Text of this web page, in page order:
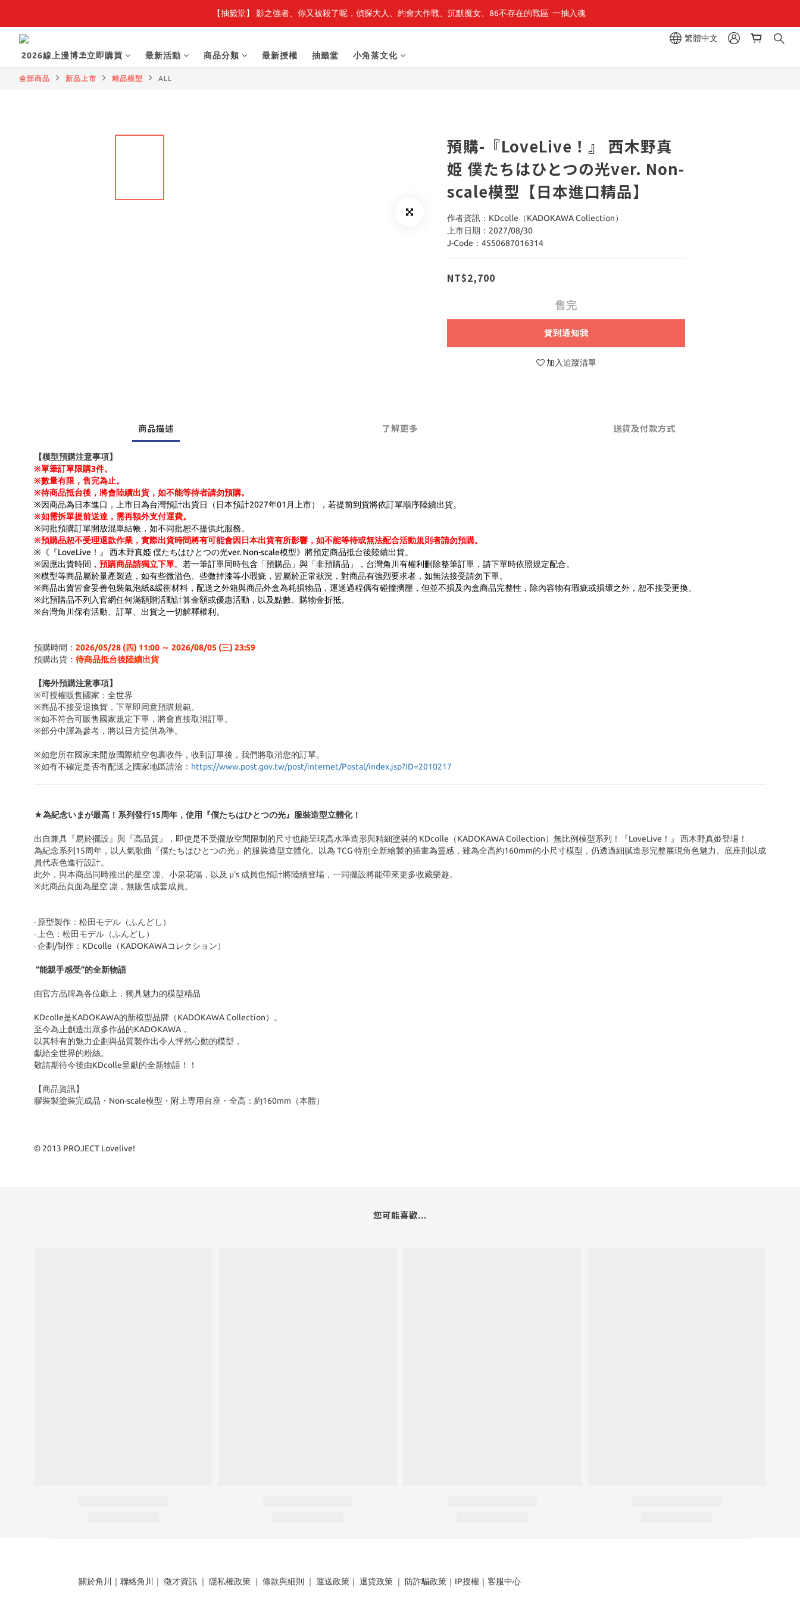
最新開賣🔥「全知讀者視角」 周邊商品
【抽籤堂】 影之強者、你又被殺了呢，偵探大人、約會大作戰、沉默魔女、86不存在的戰區  一抽入魂
繁體中文
2026線上漫博⛱️立即購買
最新活動 商品分類 最新授權 抽籤堂 小角落文化
全部商品 新品上市 精品模型 ALL
預購-『LoveLive！』 西木野真
姫 僕たちはひとつの光ver. Non-
scale模型【日本進口精品】
作者資訊：KDcolle（KADOKAWA Collection）
上市日期：2027/08/30
J-Code：4550687016314
NT$2,700
售完
貨到通知我
加入追蹤清單
商品描述 了解更多 送貨及付款方式
【模型預購注意事項】
※單筆訂單限購3件。
※數量有限，售完為止。
※待商品抵台後，將會陸續出貨，如不能等待者請勿預購。
※因商品為日本進口，上市日為台灣預計出貨日（日本預計2027年01月上市），若提前到貨將依訂單順序陸續出貨。
※如需拆單提前送達，需再額外支付運費。
※同批預購訂單開放混單結帳，如不同批恕不提供此服務。
※預購品恕不受理退款作業，實際出貨時間將有可能會因日本出貨有所影響，如不能等待或無法配合活動規則者請勿預購。
※《『LoveLive！』 西木野真姫 僕たちはひとつの光ver. Non-scale模型》將預定商品抵台後陸續出貨。
※因應出貨時間， 預購商品請獨立下單。若一筆訂單同時包含「預購品」與「非預購品」，台灣角川有權利刪除整筆訂單，請下單時依照規定配合。
※模型等商品屬於量產製造，如有些微溢色、些微掉漆等小瑕疵，皆屬於正常狀況，對商品有強烈要求者，如無法接受請勿下單。
※商品出貨皆會妥善包裝氣泡紙&緩衝材料，配送之外箱與商品外盒為耗損物品，運送過程偶有碰撞擠壓，但並不損及內盒商品完整性，除內容物有瑕疵或損壞之外，恕不接受更換。
※此預購品不列入官網任何滿額贈活動計算金額或優惠活動，以及點數 、購物金折抵。
※台灣角川保有活動、訂單、出貨之一切解釋權利。
預購時間： 2026/05/28 (四) 11:00 ～ 2026/08/05 (三) 23:59
預購出貨： 待商品抵台後陸續出貨
【海外預購注意事項】
※可授權販售國家：全世界
※商品不接受退換貨，下單即同意預購規範。
※如不符合可販售國家規定下單，將會直接取消訂單。
※部分中譯為參考，將以日方提供為準。
※如您所在國家未開放國際航空包裹收件，收到訂單後，我們將取消您的訂單。
※如有不確定是否有配送之國家地區請洽： https://www.post.gov.tw/post/internet/Postal/index.jsp?ID=2010217
★為紀念いまが最高！系列發行15周年，使用『僕たちはひとつの光』服裝造型立體化！
出自兼具『易於擺設』與『高品質』，即使是不受擺放空間限制的尺寸也能呈現高水準造形與精細塗裝的 KDcolle（KADOKAWA Collection）無比例模型系列！『LoveLive！』 西木野真姫登場！
為紀念系列15周年，以人氣歌曲『僕たちはひとつの光』的服裝造型立體化。以為 TCG 特別全新繪製的插畫為靈感，雖為全高約160mm的小尺寸模型，仍透過細膩造形完整展現角色魅力。底座則以成
員代表色進行設計。
此外，與本商品同時推出的星空 凛、小泉花陽，以及 μ's 成員也預計將陸續登場，一同擺設將能帶來更多收藏樂趣。
※此商品頁面為星空 凛，無販售成套成員。
· 原型製作：松田モデル（ふんどし）
· 上色：松田モデル（ふんどし）
· 企劃/制作：KDcolle（KADOKAWAコレクション）
“能親手感受”的全新物語
由官方品牌為各位獻上，獨具魅力的模型精品
KDcolle是KADOKAWA的新模型品牌（KADOKAWA Collection）。
至今為止創造出眾多作品的KADOKAWA，
以其特有的魅力企劃與品質製作出令人怦然心動的模型，
獻給全世界的粉絲。
敬請期待今後由KDcolle呈獻的全新物語！！
【商品資訊】
膠裝製塗裝完成品・Non-scale模型・附上専用台座・全高：約160mm（本體）
© 2013 PROJECT Lovelive!
您可能喜歡...
關於角川 ｜ 聯絡角川 ｜ 徵才資訊 ｜ 隱私權政策 ｜ 條款與細則 ｜ 運送政策 ｜ 退貨政策 ｜ 防詐騙政策 ｜ IP授權 ｜ 客服中心